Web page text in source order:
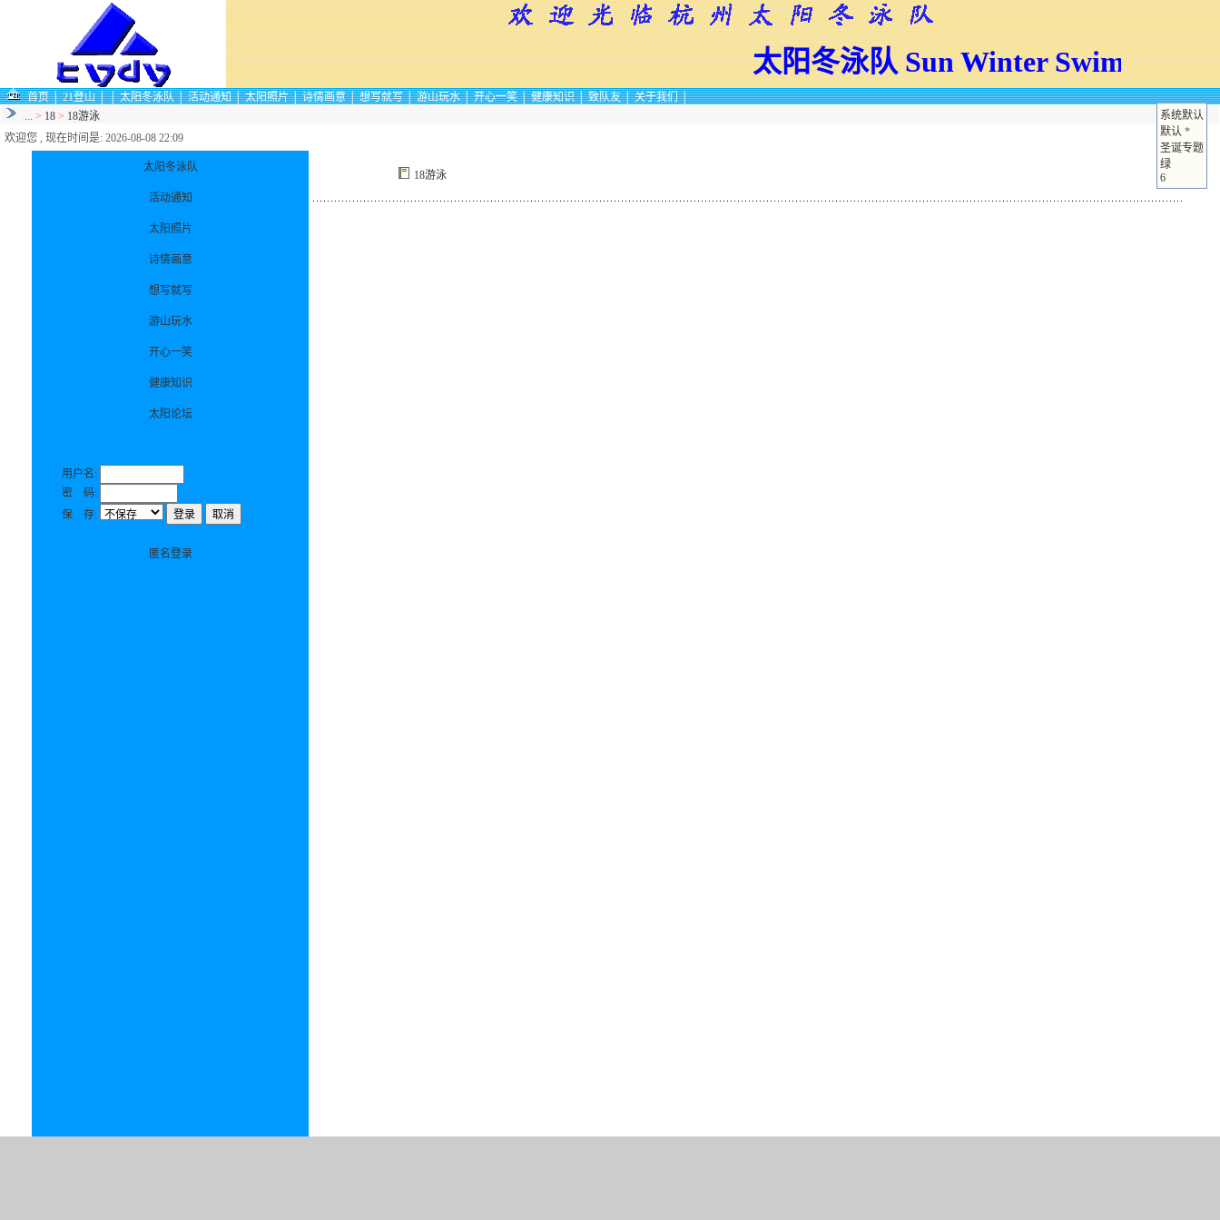
太阳冬泳队Sun Winter Swimmers
首页│21登山││太阳冬泳队│活动通知│太阳照片│诗情画意│想写就写│游山玩水│开心一笑│健康知识│致队友│关于我们│
系统默认
默认 *
圣诞专题
绿
6
... > 18 > 18游泳
欢迎您 , 现在时间是: 2026-08-08 22:09
太阳冬泳队
活动通知
太阳照片
诗情画意
想写就写
游山玩水
开心一笑
健康知识
太阳论坛
用户名:
密 码:
保 存:
匿名登录
18游泳